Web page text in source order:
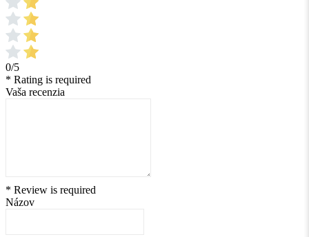
0/5
* Rating is required
Vaša recenzia
* Review is required
Názov